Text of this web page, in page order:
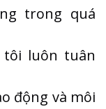
trong quá
luôn tuân
động và môi